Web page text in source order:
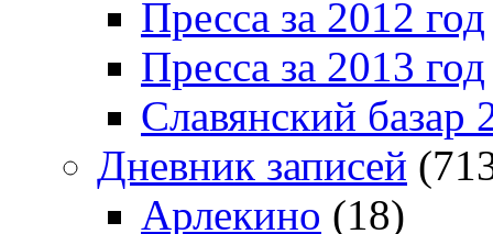
Пресса за 2012 год
Пресса за 2013 год
Славянский базар
Дневник записей
Арлекино (18)